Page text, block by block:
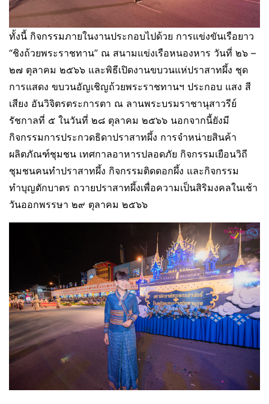
ทั้งนี้ กิจกรรมภายในงานประกอบไปด้วย การแข่งขันเรือยาว
“ชิงถ้วยพระราชทาน” ณ สนามแข่งเรือหนองหาร วันที่ ๒๖ –
๒๗ ตุลาคม ๒๕๖๖ และพิธีเปิดงานขบวนแห่ปราสาทผึ้ง ชุด
การแสดง ขบวนอัญเชิญถ้วยพระราชทานฯ ประกอบ แสง สี
เสียง อันวิจิตรตระการตา ณ ลานพระบรมราชานุสาวรีย์
รัชกาลที่ ๕ ในวันที่ ๒๘ ตุลาคม ๒๕๖๖ นอกจากนี้ยังมี
กิจกรรมการประกวดธิดาปราสาทผึ้ง การจำหน่ายสินค้า
ผลิตภัณฑ์ชุมชน เทศกาลอาหารปลอดภัย กิจกรรมเยือนวิถี
ชุมชนคนทำปราสาทผึ้ง กิจกรรมติดดอกผึ้ง และกิจกรรม
ทำบุญตักบาตร ถวายปราสาทผึ้งเพื่อความเป็นสิริมงคลในเช้า
วันออกพรรษา ๒๙ ตุลาคม ๒๕๖๖